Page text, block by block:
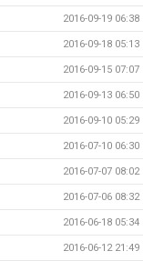
2016-09-19 06:38
2016-09-18 05:13
2016-09-15 07:07
2016-09-13 06:50
2016-09-10 05:29
2016-07-10 06:30
2016-07-07 08:02
2016-07-06 08:32
2016-06-18 05:34
2016-06-12 21:49